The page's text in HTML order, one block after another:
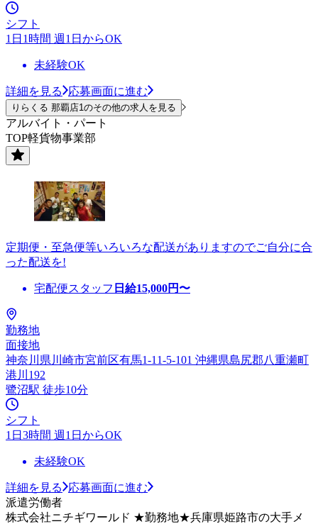
シフト
1日1時間 週1日からOK
未経験OK
詳細を見る 応募画面に進む
りらくる 那覇店1のその他の求人を見る
アルバイト・パート
TOP軽貨物事業部
定期便・至急便等いろいろな配送がありますのでご自分に合
った配送を!
宅配便スタッフ 日給15,000円〜
勤務地
面接地
神奈川県川崎市宮前区有馬1-11-5-101 沖縄県島尻郡八重瀬町
港川192
鷺沼駅 徒歩10分
シフト
1日3時間 週1日からOK
未経験OK
詳細を見る
応募画面に進む
派遣労働者
株式会社ニチギワールド ★勤務地★兵庫県姫路市の大手メ